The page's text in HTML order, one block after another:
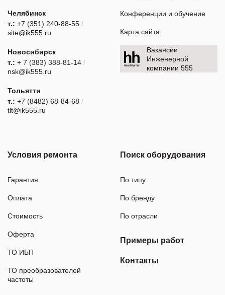
Челябинск
т.: +7 (351) 240-88-55 /
site@ik555.ru
Новосибирск
т.: + 7 (383) 388-81-14 /
nsk@ik555.ru
Тольятти
т.: +7 (8482) 68-84-68 /
tlt@ik555.ru
Конференции и обучение
Карта сайта
Вакансии
Инженерной
компании 555
Условия ремонта
Гарантия
Оплата
Стоимость
Оферта
ТО ИБП
ТО преобразователей
частоты
Поиск оборудования
По типу
По бренду
По отрасли
Примеры работ
Контакты